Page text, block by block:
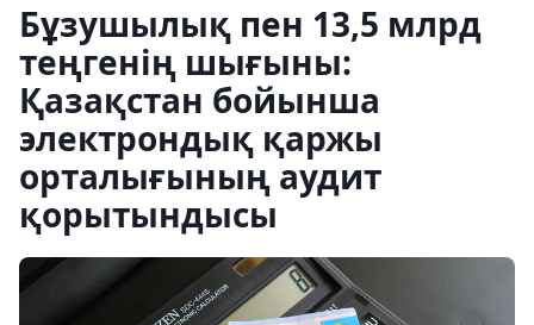
Бұзушылық пен 13,5 млрд
теңгенің шығыны:
Қазақстан бойынша
электрондық қаржы
орталығының аудит
қорытындысы